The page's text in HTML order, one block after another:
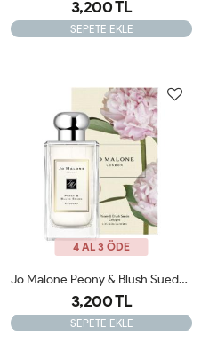
3,200 TL
SEPETE EKLE
4 AL 3 ÖDE
Jo Malone Peony & Blush Suede 100ml Kadın Parfüm Orijinal JLT
3,200 TL
SEPETE EKLE